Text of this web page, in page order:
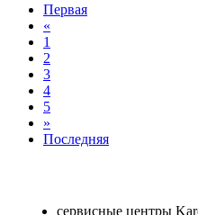
Первая
«
1
2
3
4
5
»
Последняя
сервисные центры